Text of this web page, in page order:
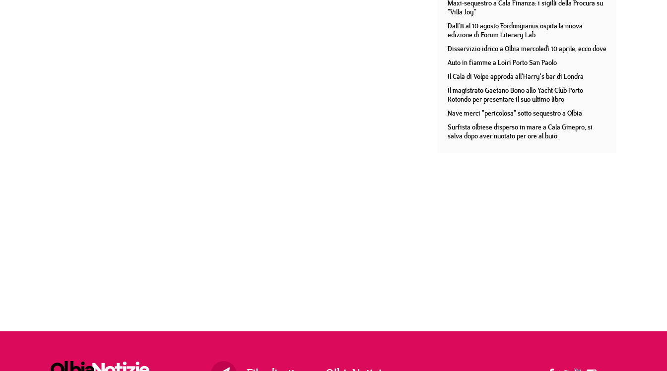
Maxi-sequestro a Cala Finanza: i sigilli della Procura su
"Villa Joy"
Dall'8 al 10 agosto Fordongianus ospita la nuova
edizione di Forum Literary Lab
Disservizio idrico a Olbia mercoledì 10 aprile, ecco dove
Auto in fiamme a Loiri Porto San Paolo
Il Cala di Volpe approda all'Harry's bar di Londra
Il magistrato Gaetano Bono allo Yacht Club Porto
Rotondo per presentare il suo ultimo libro
Nave merci "pericolosa" sotto sequestro a Olbia
Surfista olbiese disperso in mare a Cala Ginepro, si
salva dopo aver nuotato per ore al buio